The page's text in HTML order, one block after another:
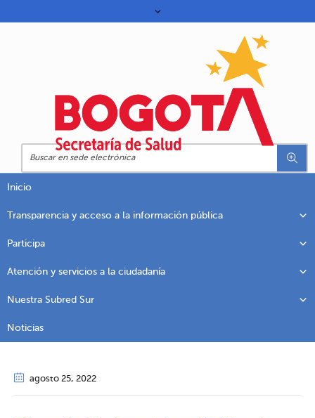
Inicio
Transparencia y acceso a la información pública
Participa
Atención y servicios a la ciudadanía
Nuestra Subred Sur
Noticias
agosto 25, 2022